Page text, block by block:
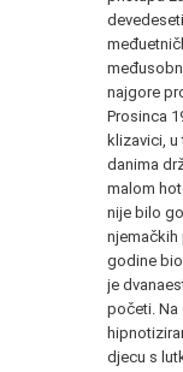
najgore
Prosinca
klizavici,
danima
malom
nije bilo
njemačkih
godine
je
početi. Na
djecu s